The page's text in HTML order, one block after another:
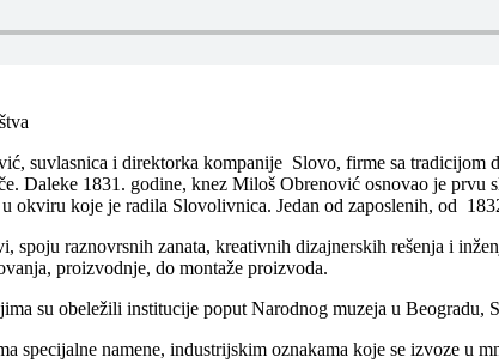
suvlasnica i direktorka kompanije Slovo, firme sa
Daleke 1831. godine, knez Miloš Obrenović osnovao je
okviru koje je radila Slovolivnica. Jedan od zaposlenih, od
spoju raznovrsnih zanata, kreativnih dizajnerskih rešenja i
proizvodnje, do montaže proizvoda.
su obeležili institucije poput Narodnog muzeja u
specijalne namene, industrijskim oznakama koje se izvoze u